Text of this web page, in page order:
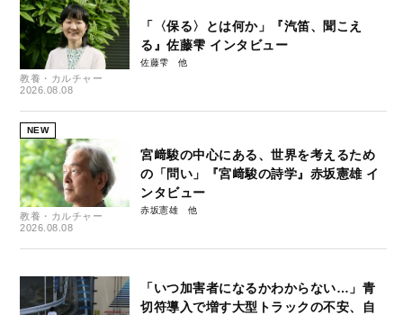
教養・カルチャー
2026.08.08
「〈保る〉とは何か」『汽笛、聞こえ
る』佐藤雫 インタビュー
佐藤雫
NEW
教養・カルチャー
2026.08.08
宮﨑駿の中心にある、世界を考えるため
の「問い」『宮﨑駿の詩学』赤坂憲雄 イ
ンタビュー
赤坂憲雄
「いつ加害者になるかわからない…」青
切符導入で増す大型トラックの不安、自